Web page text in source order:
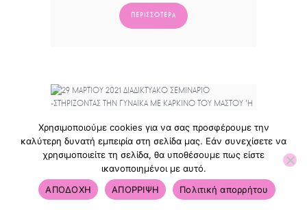
ΠΕΡΙΣΣΌΤΕΡΑ
29 ΜΑΡΤΙΟΥ 2021
ΔΙΑΔΙΚΤΥΑΚΟ ΣΕΜΙΝΑΡΙΟ
«ΣΤΗΡΙΖΟΝΤΑΣ ΤΗΝ ΓΥΝΑΙΚΑ
ΜΕ ΚΑΡΚΙΝΟ ΤΟΥ ΜΑΣΤΟΥ ΄Η
Χρησιμοποιούμε cookies για να σας προσφέρουμε την
καλύτερη δυνατή εμπειρία στη σελίδα μας. Εάν συνεχίσετε να
χρησιμοποιείτε τη σελίδα, θα υποθέσουμε πως είστε
ικανοποιημένοι με αυτό.
ΑΠΟΔΟΧΗ
ΑΠΟΡΡΙΨΗ Πολιτική απορρήτου